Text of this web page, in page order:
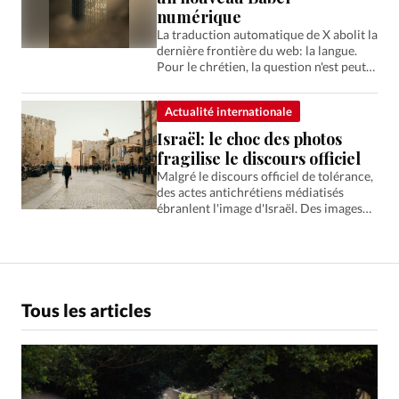
numérique
La traduction automatique de X abolit la
dernière frontière du web: la langue.
Pour le chrétien, la question n'est peut-
Actualité internationale
Israël: le choc des photos
fragilise le discours officiel
Malgré le discours officiel de tolérance,
des actes antichrétiens médiatisés
ébranlent l'image d'Israël. Des images
Tous les articles